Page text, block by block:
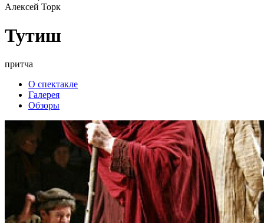
Алексей Торк
Тутиш
притча
О спектакле
Галерея
Обзоры